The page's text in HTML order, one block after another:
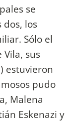
se
dos, los
Sólo el
sus
estuvieron
pudo
Malena
Eskenazi y